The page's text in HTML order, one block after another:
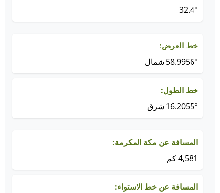
32.4°
خط العرض:
58.9956° شمال
خط الطول:
16.2055° شرق
المسافة عن مكة المكرمة:
4,581 كم
المسافة عن خط الاستواء: